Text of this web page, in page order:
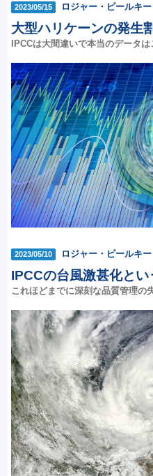
2023/05/15 ロジャー・ピールキ
大型ハリケーンの発生
IPCCは大間違いで本当のデータは
2023/05/10 ロジャー・ピールキ
IPCCの台風激甚化とい
これほどまでに深刻な品質管理の